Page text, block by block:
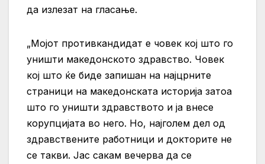
да излезат на гласање.
„Мојот противкандидат е човек кој што го
уништи македонското здравство. Човек
кој што ќе биде запишан на најцрните
страници на македонската историја затоа
што го уништи здравството и ја внесе
корупцијата во него. Но, најголем дел од
здравствените работници и докторите не
се такви. Јас сакам вечерва да се